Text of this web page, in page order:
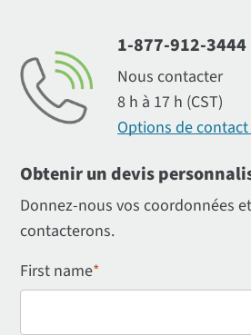
1-877-912-3444
Nous contacter
8 h à 17 h (CST)
Options de
Obtenir un devis
Donnez-nous vos coordonnées
contacterons.
First name*